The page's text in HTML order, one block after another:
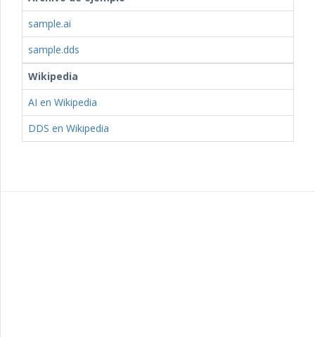
sample.ai
sample.dds
Wikipedia
AI en Wikipedia
DDS en Wikipedia